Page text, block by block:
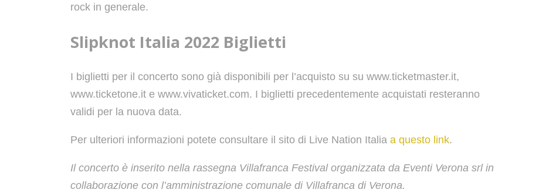
rock in generale.
Slipknot Italia 2022 Biglietti
I biglietti per il concerto sono già disponibili per l’acquisto su su www.ticketmaster.it,
www.ticketone.it e www.vivaticket.com. I biglietti precedentemente acquistati resteranno
validi per la nuova data.
Per ulteriori informazioni potete consultare il sito di Live Nation Italiaa questo link.
Il concerto è inserito nella rassegna Villafranca Festival organizzata da Eventi Verona srl in
collaborazione con l’amministrazione comunale di Villafranca di Verona.